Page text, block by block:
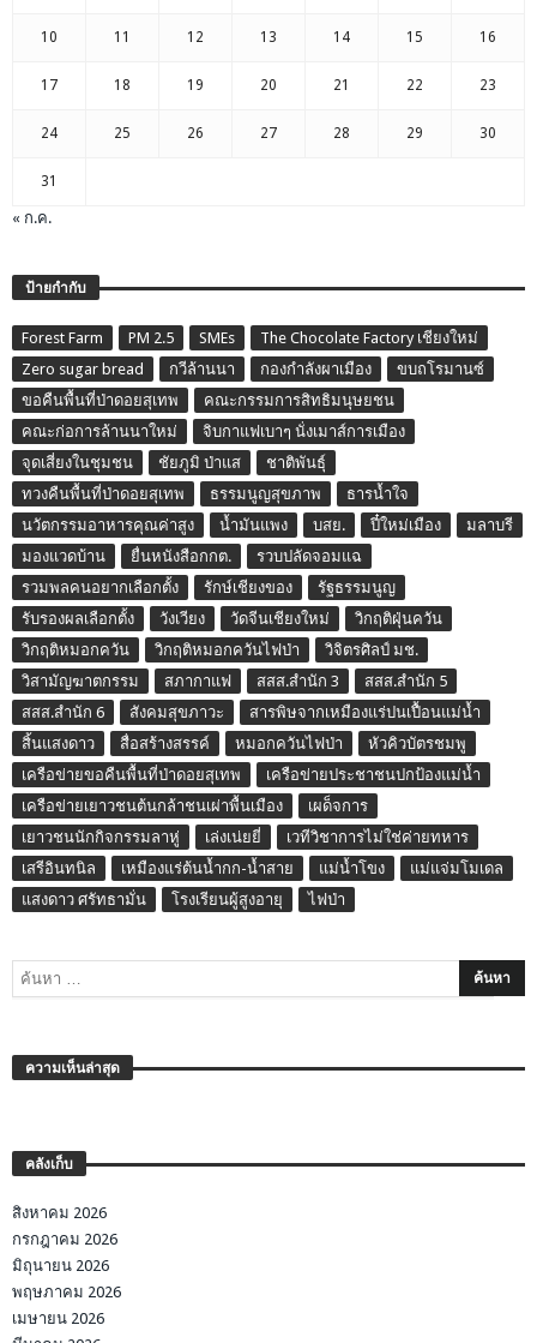
10 11 12 13 14 15 16
17 18 19 20 21 22 23
24 25 26 27 28 29 30
31
« ก.ค.
ป้ายกำกับ
Forest Farm PM 2.5 SMEs
The Chocolate Factory เชียงใหม่
Zero sugar bread
กวีล้านนา กองกำลังผาเมือง
ขบถโรมานซ์
ขอคืนพื้นที่ป่าดอยสุเทพ
คณะกรรมการสิทธิมนุษยชน
คณะก่อการล้านนาใหม่
จิบกาแฟเบาๆ นั่งเมาส์การเมือง
จุดเสี่ยงในชุมชน
ชัยภูมิ ป่าแส
ชาติพันธุ์
ทวงคืนพื้นที่ป่าดอยสุเทพ
ธรรมนูญสุขภาพ
ธารน้ำใจ
นวัตกรรมอาหารคุณค่าสูง
น้ำมันแพง บสย. ปี๋ใหม่เมือง
มลาบรี
มองแวดบ้าน
ยื่นหนังสือกกต.
รวบปลัดจอมแฉ
รวมพลคนอยากเลือกตั้ง
รักษ์เชียงของ
รัฐธรรมนูญ
รับรองผลเลือกตั้ง
วังเวียง วัดจีนเชียงใหม่
วิกฤติฝุ่นควัน
วิกฤติหมอกควัน
วิกฤติหมอกควันไฟป่า
วิจิตรศิลป์ มช.
วิสามัญฆาตกรรม
สภากาแฟ สสส.สำนัก 3
สสส.สำนัก 5
สสส.สำนัก 6
สังคมสุขภาวะ
สารพิษจากเหมืองแร่ปนเปื้อนแม่น้ำ
สิ้นแสงดาว
สื่อสร้างสรรค์ หมอกควันไฟป่า
หัวคิวบัตรชมพู
เครือข่ายขอคืนพื้นที่ป่าดอยสุเทพ
เครือข่ายประชาชนปกป้องแม่น้ำ
เครือข่ายเยาวชนต้นกล้าชนเผ่าพื้นเมือง
เผด็จการ
เยาวชนนักกิจกรรมลาหู่
เล่งเน่ยยี่
เวทีวิชาการไม่ใช่ค่ายทหาร
เสรีอินทนิล
เหมืองแร่ต้นน้ำกก-น้ำสาย แม่น้ำโขง
แม่แจ่มโมเดล
แสงดาว ศรัทธามั่น
โรงเรียนผู้สูงอายุ ไฟป่า
ความเห็นล่าสุด
คลังเก็บ
สิงหาคม 2026
กรกฎาคม 2026
มิถุนายน 2026
พฤษภาคม 2026
เมษายน 2026